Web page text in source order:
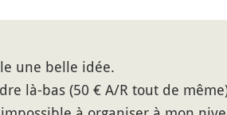
une belle idée.
là-bas (50 € A/R tout de